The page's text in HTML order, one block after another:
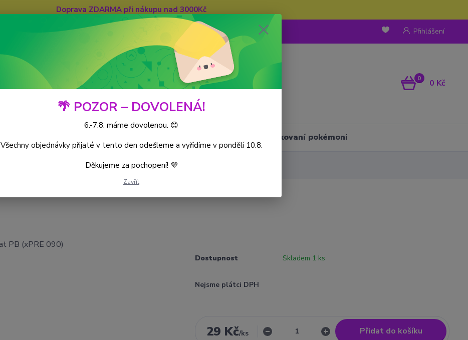
Doprava ZDARMA při nákupu nad 3000Kč
Přihlášení
Hledat 0 0 Kč
Háčkovaní pokémoni
Dostupnost Skladem 1 ks
Nejsme plátci DPH
29 Kč/ks Přidat do košíku
🌴 POZOR – DOVOLENÁ!
6.-7.8. máme dovolenou. 😊
Všechny objednávky přijaté v tento den odešleme a vyřídíme v pondělí 10.8.
Děkujeme za pochopení! 💜
Zavřít